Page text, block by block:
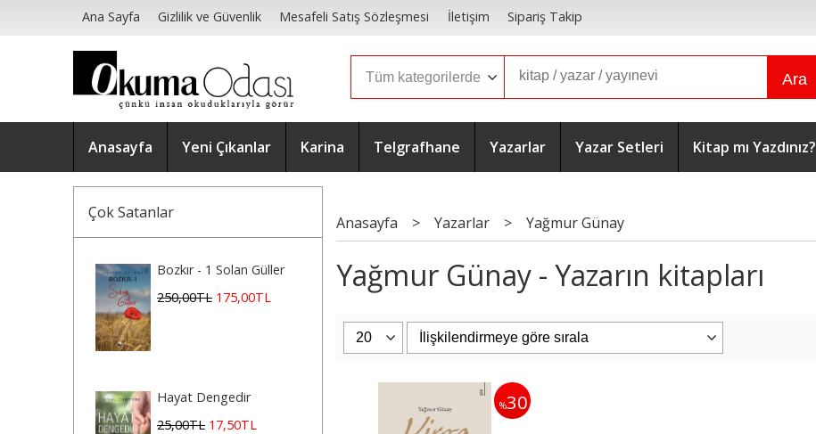
Ana Sayfa Gizlilik ve Güvenlik Mesafeli Satış Sözleşmesi İletişim Sipariş Takip
Ara
Anasayfa Yeni Çıkanlar Karina Telgrafhane Yazarlar Yazar Setleri Kitap mı Yazdınız?
Çok Satanlar
Bozkır - 1 Solan Güller
250,00TL 175,00TL
Hayat Dengedir
25,00TL 17,50TL
Anasayfa > Yazarlar > Yağmur Günay
Yağmur Günay - Yazarın kitapları
%30